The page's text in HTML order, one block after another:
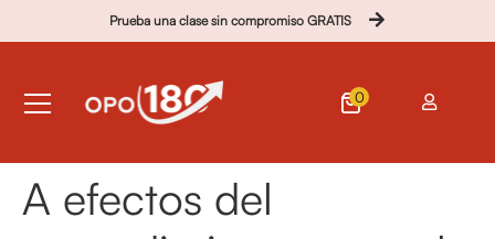
Prueba una clase sin compromiso GRATIS
0
A efectos del